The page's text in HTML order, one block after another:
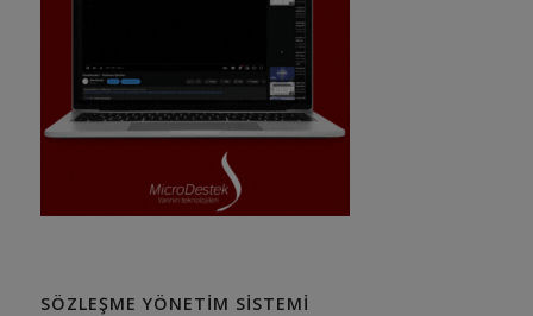
SÖZLEŞME YÖNETIM SISTEMI